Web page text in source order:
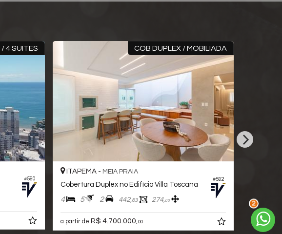
COB DUPLEX / MOBILIADA
ITAPEMA -MEIA PRAIA
Cobertura Duplex no Edifício Villa Toscana
2 442, 274,00
a partir de R$ 4.700.000,00
PentHouse no
4
a partir de R$
2